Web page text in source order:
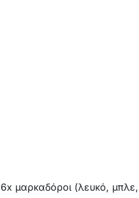
6x μαρκαδόροι (λευκό,